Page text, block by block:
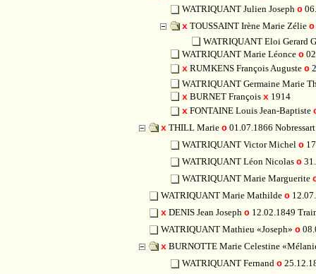
WATRIQUANT Julien Joseph o
x TOUSSAINT Irène Marie Zélie o
WATRIQUANT Eloi Gerard
WATRIQUANT Marie Léonce o
x RUMKENS François Auguste o
WATRIQUANT Germaine Marie
x BURNET François x 1914
x FONTAINE Louis Jean-Baptiste
x THILL Marie o 01.07.1866
WATRIQUANT Victor Michel o
WATRIQUANT Léon Nicolas o
WATRIQUANT Marie Marguerite
WATRIQUANT Marie Mathilde o
x DENIS Jean Joseph o 12.02.1849
WATRIQUANT Mathieu «Joseph» o
x BURNOTTE Marie Celestine
WATRIQUANT Fernand o